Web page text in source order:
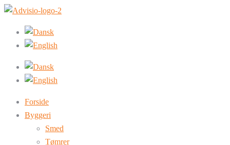
Forside
Byggeri
Smed
Tømrer